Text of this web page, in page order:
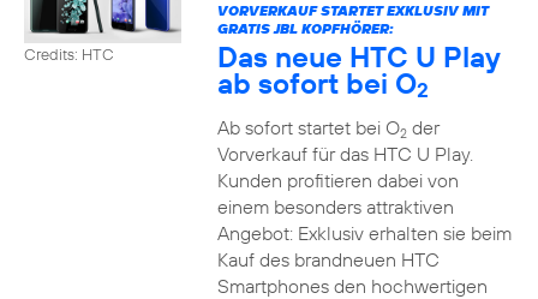
Credits: HTC
VORVERKAUF STARTET EXKLUSIV MIT
GRATIS JBL KOPFHÖRER:
Das neue HTC U Play
ab sofort bei O2
Ab sofort startet bei O2der
Vorverkauf für das HTC U Play.
Kunden profitieren dabei von
einem besonders attraktiven
Angebot: Exklusiv erhalten sie beim
Kauf des brandneuen HTC
Smartphones den hochwertigen